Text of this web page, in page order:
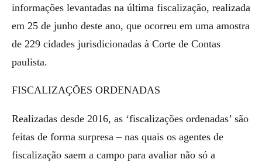
informações levantadas na última fiscalização, realizada
em 25 de junho deste ano, que ocorreu em uma amostra
de 229 cidades jurisdicionadas à Corte de Contas
paulista.
FISCALIZAÇÕES ORDENADAS
Realizadas desde 2016, as ‘fiscalizações ordenadas’ são
feitas de forma surpresa – nas quais os agentes de
fiscalização saem a campo para avaliar não só a